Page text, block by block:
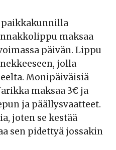
maksaa
päivän. Lippu
jolla
Monipäiväisiä
maksaa 3€ ja
ja päällysvaatteet.
joten se kestää
sen pidettyä jossakin